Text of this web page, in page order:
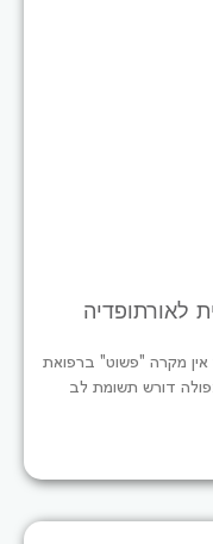
לאורתופדיה
אין מקרה "פשוט" ברפואת
דורש תשומת לב